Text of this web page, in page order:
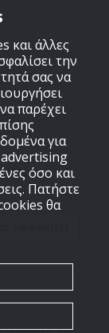
Newsletter
και άλλες
την
σας να
παρέχει
για
advertising
όσο και
Πατήστε
θα